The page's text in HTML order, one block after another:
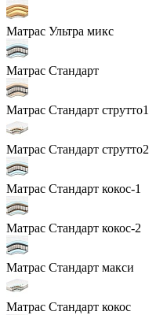
Матрас Ультра микс
Матрас Стандарт
Матрас Стандарт струтто1
Матрас Стандарт струтто2
Матрас Стандарт кокос-1
Матрас Стандарт кокос-2
Матрас Стандарт макси
Матрас Стандарт кокос